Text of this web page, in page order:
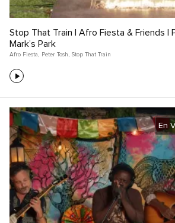
Stop That Train | Afro Fiesta & Friends |
Mark’s Park
Afro Fiesta , Peter Tosh , Stop That Train
En